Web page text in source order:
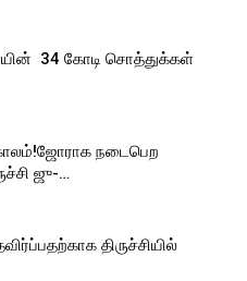
₹ 34 கோடி சொத்துக்கள்
நடைபெற
ஜு-…
திருச்சியில்